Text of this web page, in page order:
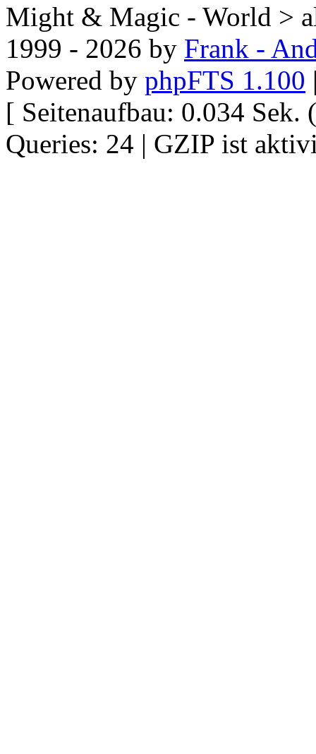
Might & Magic - World >
1999 - 2026 by Frank -
Powered by phpFTS 1.100
[ Seitenaufbau: 0.034
Queries: 24 | GZIP ist